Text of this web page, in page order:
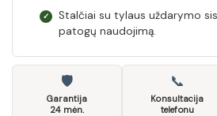
✓
Stalčiai su tylaus uždarymo
patogų naudojimą.
🛡
Garantija
24 mėn.
📞
Konsultacija
telefonu